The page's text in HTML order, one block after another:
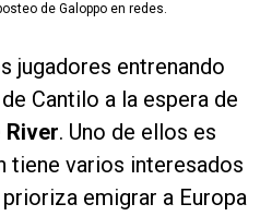
de Galoppo en redes.
jugadores entrenando
Cantilo a la espera de
River. Uno de ellos es
tiene varios interesados
emigrar a Europa